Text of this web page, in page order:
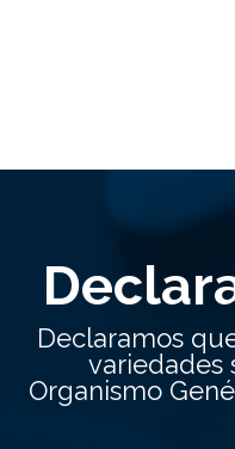
Declaramos
variedades
Organismo